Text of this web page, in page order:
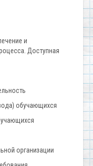
и
Доступная
обучающихся
организации